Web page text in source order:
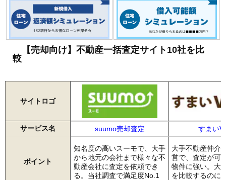
【売却向け】不動産一括査定サイト10社を比
較
サイトロゴ
サービス名 suumo売却査定 すまい
ポイント
知名度の高いスーモで、大手
から地元の会社まで様々な不
動産会社に査定を依頼でき
る。当社調査で満足度No.1
大手不動産仲介
営で、査定が可
物件に強い。大
を比較するのに